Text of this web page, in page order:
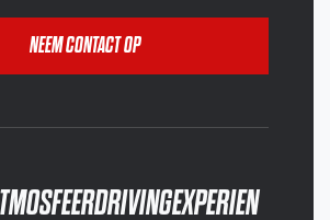
NEEM CONTACT OP